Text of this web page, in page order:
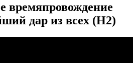
времяпровождение
дар из всех (H2)